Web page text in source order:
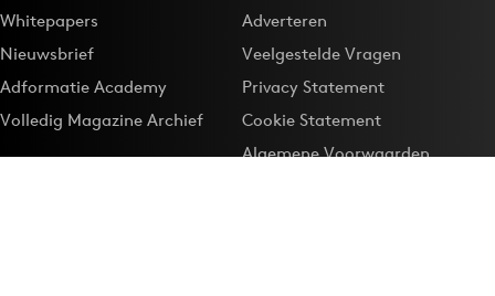
Whitepapers
Nieuwsbrief
Adformatie Academy
Volledig Magazine Archief
Adverteren
Veelgestelde Vragen
Privacy Statement
Cookie Statement
Algemene Voorwaarden